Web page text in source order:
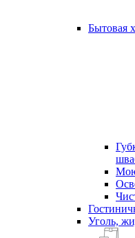
Бытовая
Уголь,